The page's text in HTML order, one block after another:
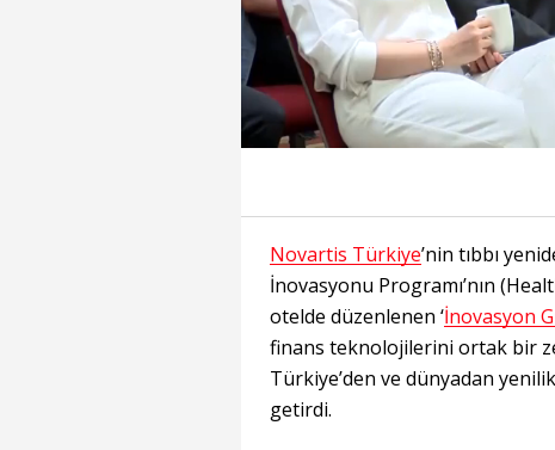
Süre
/
Toplam
Süre Yüklendi:
0%
Yükleniyor:
0%
Novartis Türkiye’nin tıbbı
İnovasyonu Programı’nın
otelde düzenlenen ‘İnovasyon
finans teknolojilerini ortak bir
Türkiye’den ve dünyadan
getirdi.